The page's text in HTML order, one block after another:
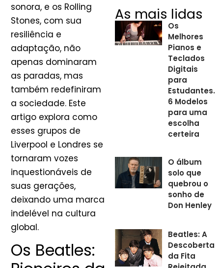
sonora, e os Rolling
Stones, com sua
resiliência e
adaptação, não
apenas dominaram
as paradas, mas
também redefiniram
a sociedade. Este
artigo explora como
esses grupos de
Liverpool e Londres se
tornaram vozes
inquestionáveis de
suas gerações,
deixando uma marca
indelével na cultura
global.
Os Beatles:
As mais lidas
Os
Melhores
Pianos e
Teclados
Digitais
para
Estudantes.
6 Modelos
para uma
escolha
certeira
O álbum
solo que
quebrou o
sonho de
Don Henley
Beatles: A
Descoberta
da Fita